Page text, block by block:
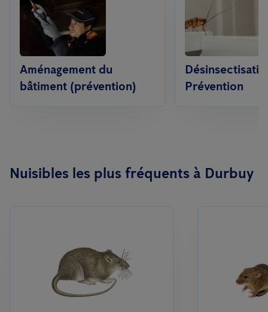
Aménagement du
bâtiment (prévention)
Prévention
Nuisibles les plus fréquents à Durbuy